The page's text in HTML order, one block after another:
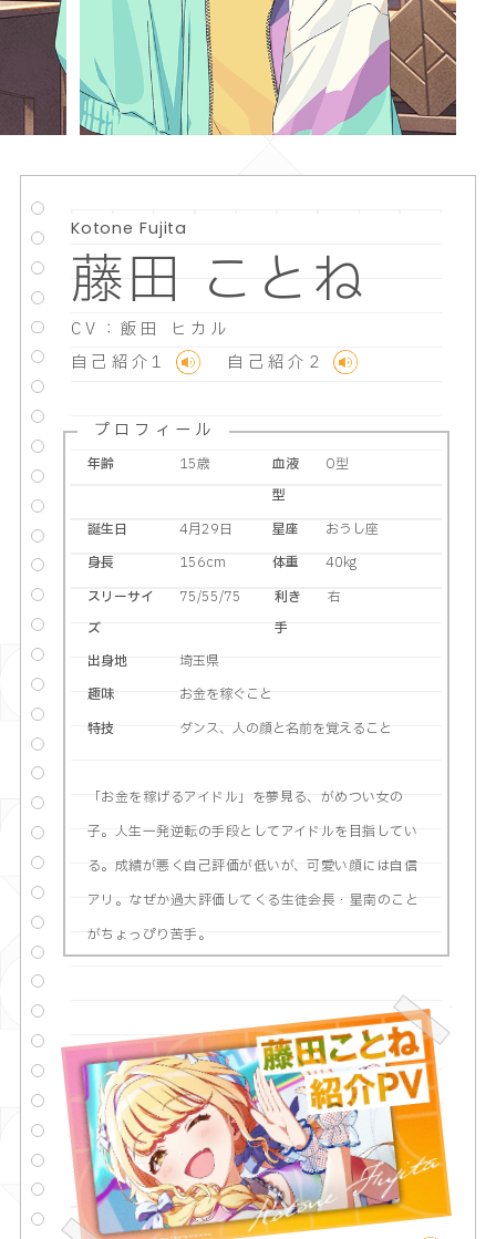
Kotone Fujita
藤田 ことね
CV：飯田 ヒカル
自己紹介1
自己紹介2
プロフィール
年齢 15歳
血液
型
O型
誕生日 4月29日 星座
おうし座
身長
156cm 体重
40kg
スリーサイ
ズ
75/55/75
利き
手
右
出身地
埼玉県
趣味
お金を稼ぐこと
特技
ダンス、人の顔と名前を覚えること
「お金を稼げるアイドル」を夢見る、がめつい女の
子。人生一発逆転の手段としてアイドルを目指してい
る。成績が悪く自己評価が低いが、可愛い顔には自信
アリ。なぜか過大評価してくる生徒会長・星南のこと
がちょっぴり苦手。